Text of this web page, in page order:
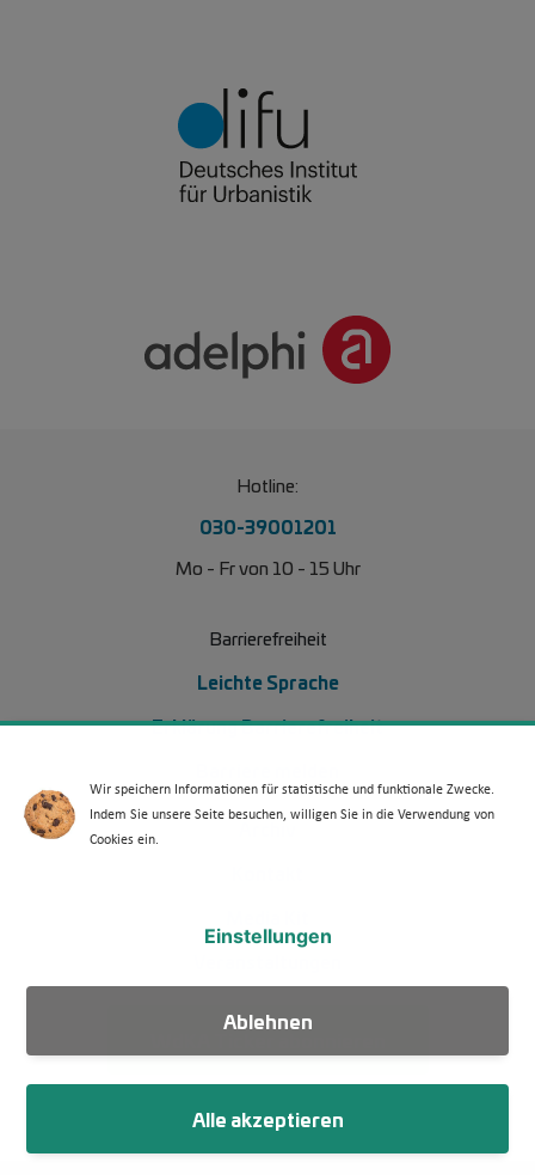
Hotline:
030-39001201
Mo - Fr von 10 - 15 Uhr
Barrierefreiheit
Leichte Sprache
Erklärung Barrierefreiheit
Footer Menü 2 (WdKA 26)
Archiv
Wir speichern Informationen für statistische und funktionale Zwecke.
Indem Sie unsere Seite besuchen, willigen Sie in die Verwendung von
Cookies ein.
Ablehnen
Einstellungen
Alle akzeptieren